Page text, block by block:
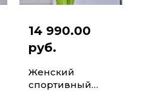
14 990.00
руб.
Женский
спортивный